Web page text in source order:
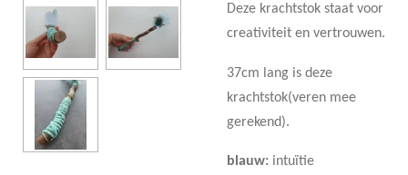
Deze krachtstok staat voor
creativiteit en vertrouwen.
37cm lang is deze
krachtstok(veren mee
gerekend).
blauw: intuïtie